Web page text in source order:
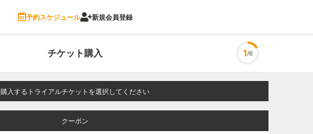
予約スケジュール 新規会員登録
チケット購入 1/6
購入するトライアルチケットを選択してください
クーポン